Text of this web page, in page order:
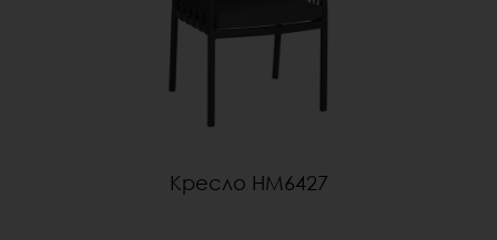
Kресло HM6427